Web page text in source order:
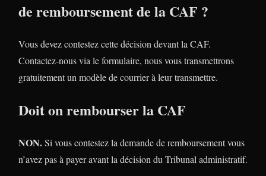
de remboursement de la CAF ?
Vous devez contestez cette décision devant la CAF.
Contactez-nous via le formulaire, nous vous transmettrons
gratuitement un modèle de courrier à leur transmettre.
Doit on rembourser la CAF
NON.Si vous contestez la demande de remboursement vous
n’avez pas à payer avant la décision du Tribunal administratif.